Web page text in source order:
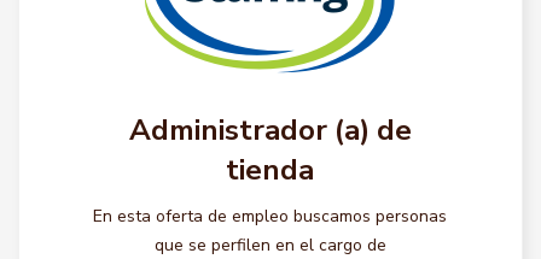
Administrador (a) de
tienda
En esta oferta de empleo buscamos personas
que se perfilen en el cargo de